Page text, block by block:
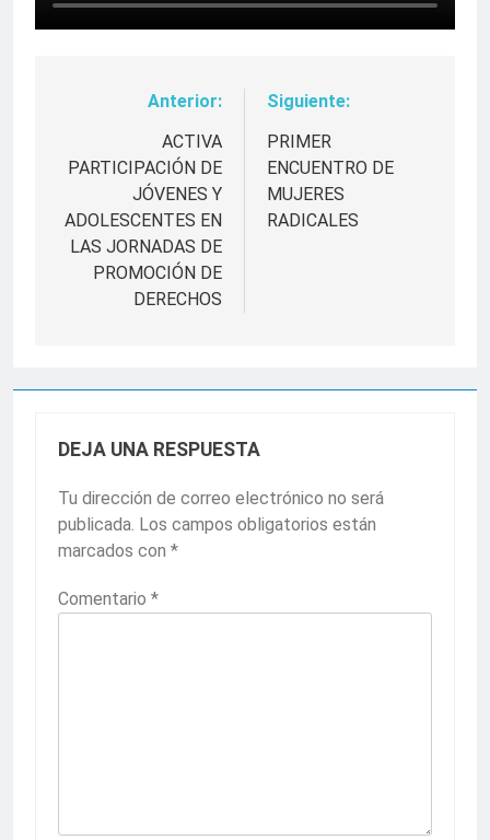
Navegación
entradas
Anterior:
ACTIVA
PARTICIPACIÓN DE
JÓVENES Y
ADOLESCENTES EN
LAS JORNADAS DE
PROMOCIÓN DE
DERECHOS
Siguiente:
PRIMER
ENCUENTRO DE
MUJERES
RADICALES
DEJA UNA RESPUESTA
Tu dirección de correo electrónico no será
publicada. Los campos obligatorios están
marcados con *
Comentario *